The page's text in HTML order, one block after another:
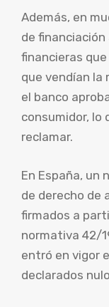
Además, en
de
financieras
que vendían la
el banco
consumidor, lo
reclamar.
En España, un
de derecho de
firmados a
normativa 42/
entró en vigor
declarados